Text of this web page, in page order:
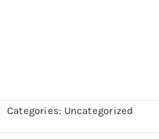
Categories: Uncategorized